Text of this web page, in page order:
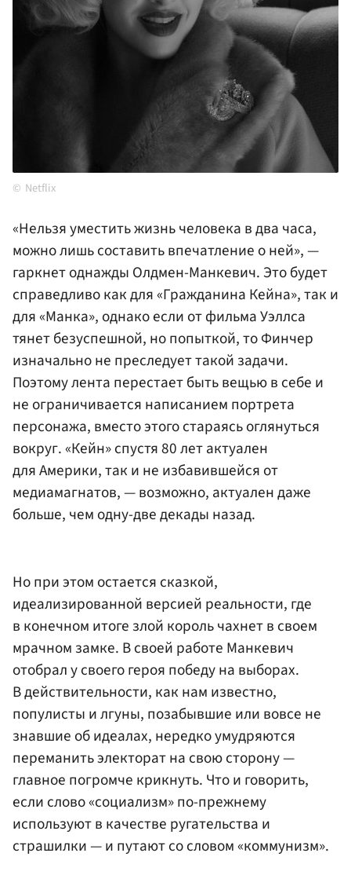
Netflix
«Нельзя уместить жизнь человека в два часа,
можно лишь составить впечатление о ней», —
гаркнет однажды Олдмен-Манкевич. Это будет
справедливо как для «Гражданина Кейна», так и
для «Манка», однако если от фильма Уэллса
тянет безуспешной, но попыткой, то Финчер
изначально не преследует такой задачи.
Поэтому лента перестает быть вещью в себе и
не ограничивается написанием портрета
персонажа, вместо этого стараясь оглянуться
вокруг. «Кейн» спустя 80 лет актуален
для Америки, так и не избавившейся от
медиамагнатов, — возможно, актуален даже
больше, чем одну-две декады назад.
Но при этом остается сказкой,
идеализированной версией реальности, где
в конечном итоге злой король чахнет в своем
мрачном замке. В своей работе Манкевич
отобрал у своего героя победу на выборах.
В действительности, как нам известно,
популисты и лгуны, позабывшие или вовсе не
знавшие об идеалах, нередко умудряются
переманить электорат на свою сторону —
главное погромче крикнуть. Что и говорить,
если слово «социализм» по-прежнему
используют в качестве ругательства и
страшилки — и путают со словом «коммунизм».